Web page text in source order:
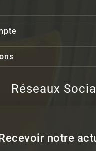
Réseaux
Recevoir notre